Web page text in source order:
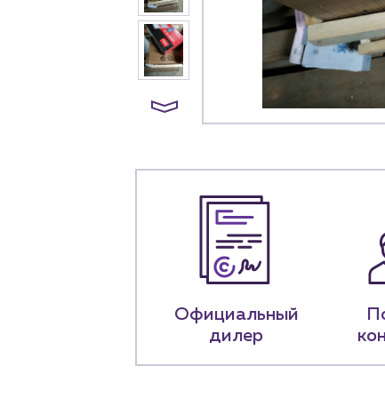
+7 (918)
Пн – пт:
Официальный
дилер